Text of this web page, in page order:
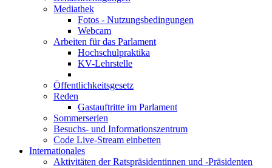
Mediathek
Fotos - Nutzungsbedingungen
Webcam
Arbeiten für das Parlament
Hochschulpraktika
KV-Lehrstelle
Öffentlichkeitsgesetz
Reden
Gastauftritte im Parlament
Sommerserien
Besuchs- und Informationszentrum
Code Live-Stream einbetten
Internationales
Aktivitäten der Ratspräsidentinnen und -Präsidenten